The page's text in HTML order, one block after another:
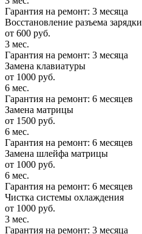
Гарантия на ремонт: 3 месяца
Восстановление разъема зарядки
от 600 руб.
3 мес.
Гарантия на ремонт: 3 месяца
Замена клавиатуры
от 1000 руб.
6 мес.
Гарантия на ремонт: 6 месяцев
Замена матрицы
от 1500 руб.
6 мес.
Гарантия на ремонт: 6 месяцев
Замена шлейфа матрицы
от 1000 руб.
6 мес.
Гарантия на ремонт: 6 месяцев
Чистка системы охлаждения
от 1000 руб.
3 мес.
Гарантия на ремонт: 3 месяца